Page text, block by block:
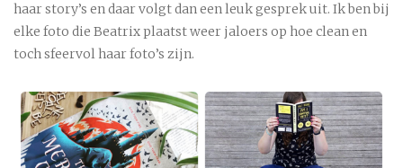
haar story’s en daar volgt dan een leuk gesprek uit. Ik ben bij
elke foto die Beatrix plaatst weer jaloers op hoe clean en
toch sfeervol haar foto’s zijn.